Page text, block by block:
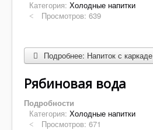
Категория: Холодные напитки
Просмотров: 639
Подробнее: Напиток с каркаде
Рябиновая вода
Подробности
Категория: Холодные напитки
Просмотров: 671